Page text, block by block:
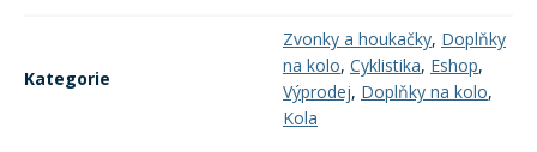
Kategorie
Zvonky a houkačky, Doplňky
na kolo, Cyklistika, Eshop,
Výprodej, Doplňky na kolo,
Kola